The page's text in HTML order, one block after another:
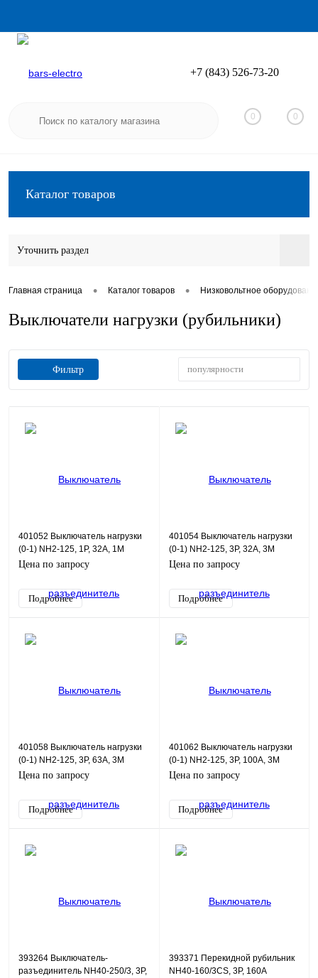
Вход
+7 (843) 526-73-20
0 0
Каталог товаров
Уточнить раздел
Главная страница • Каталог товаров • Низковольтное
Выключатели нагрузки (рубильники)
Фильтр популярности
401052 Выключатель нагрузки
(0-1) NH2-125, 1P, 32А, 1М
Цена по запросу
Подробнее
401054 Выключатель нагрузки
(0-1) NH2-125, 3P, 32А, 3М
Цена по запросу
Подробнее
401058 Выключатель нагрузки
(0-1) NH2-125, 3P, 63А, 3М
Цена по запросу
Подробнее
401062 Выключатель нагрузки
(0-1) NH2-125, 3P, 100А, 3М
Цена по запросу
Подробнее
393264 Выключатель-
разъединитель NH40-250/3, 3P,
393371 Перекидной рубильник
NH40-160/3CS, 3P, 160А